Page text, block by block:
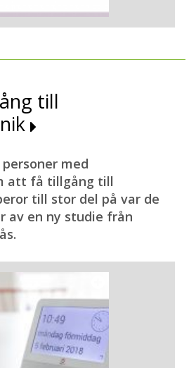
till
med
att få tillgång till
till stor del på var de
av en ny studie från